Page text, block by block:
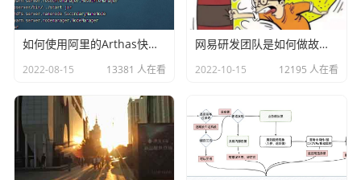
如何使用阿里的Arthas快速定位正在线上运行的程序问题
2022-08-15 13381 人在看
网易研发团队是如何做故障演练的？
2022-10-15 12195 人在看